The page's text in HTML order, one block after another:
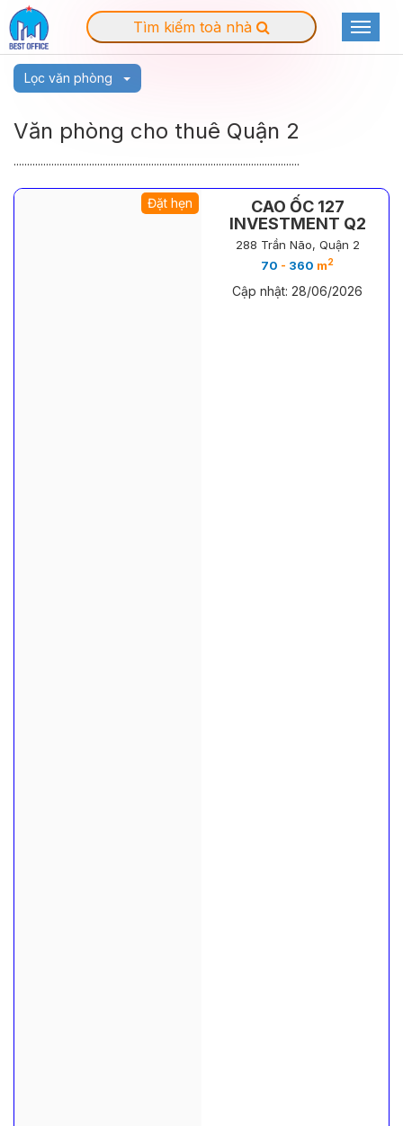
Tìm kiếm toà nhà
Toggle
Văn phòng cho thuê Quận 2
..........................................................................................................
Đặt hẹn
CAO ỐC 127
INVESTMENT Q2
288 Trần Não, Quận 2
70 - 360 m2
Cập nhật: 28/06/2026